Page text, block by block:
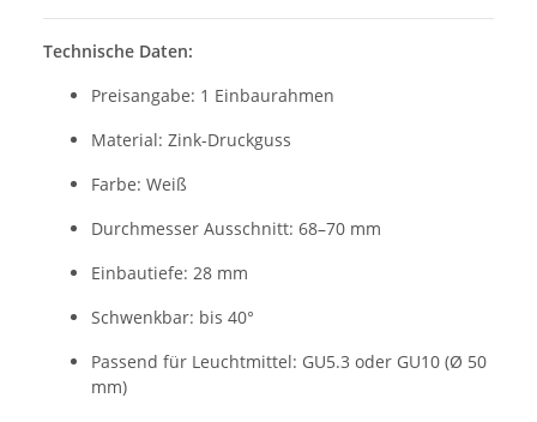
Technische Daten:
Preisangabe: 1 Einbaurahmen
Material: Zink-Druckguss
Farbe: Weiß
Durchmesser Ausschnitt: 68–70 mm
Einbautiefe: 28 mm
Schwenkbar: bis 40°
Passend für Leuchtmittel: GU5.3 oder GU10 (Ø 50
mm)